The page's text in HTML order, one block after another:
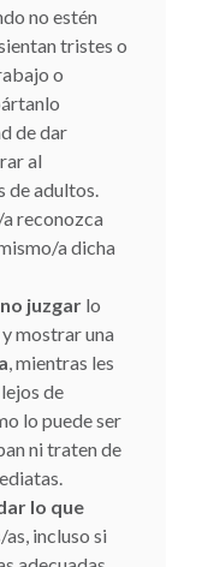
no estén
tristes o
o
de dar
al
de adultos.
reconozca
a dicha
no juzgarlo
mostrar una
, mientras les
de
lo puede ser
ni traten de
lo que
as, incluso si